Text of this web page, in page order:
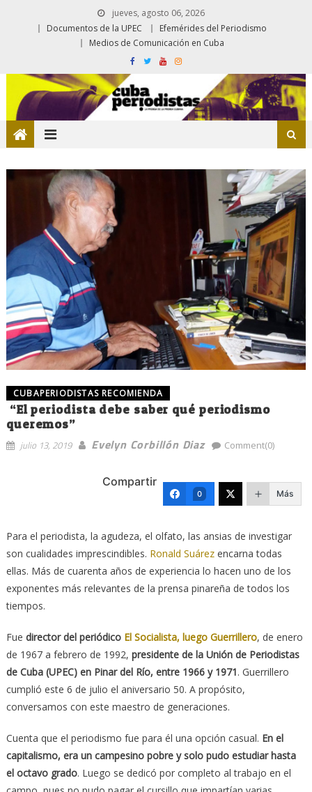
jueves, agosto 06, 2026
Documentos de la UPEC
Efemérides del Periodismo
Medios de Comunicación en Cuba
CUBAPERIODISTAS RECOMIENDA
“El periodista debe saber qué periodismo
queremos”
julio 13, 2019 Evelyn Corbillón Diaz Comment(0)
Compartir
0 Más
Para el periodista, la agudeza, el olfato, las ansias de investigar
son cualidades imprescindibles. Ronald Suárezencarna todas
ellas. Más de cuarenta años de experiencia lo hacen uno de los
exponentes más relevantes de la prensa pinareña de todos los
tiempos.
Fue director del periódico El Socialista, luego Guerrillero, de enero
de 1967 a febrero de 1992, presidente de la Unión de Periodistas
de Cuba (UPEC) en Pinar del Río, entre 1966 y 1971. Guerrillero
cumplió este 6 de julio el aniversario 50. A propósito,
conversamos con este maestro de generaciones.
Cuenta que el periodismo fue para él una opción casual. En el
capitalismo, era un campesino pobre y solo pudo estudiar hasta
el octavo grado. Luego se dedicó por completo al trabajo en el